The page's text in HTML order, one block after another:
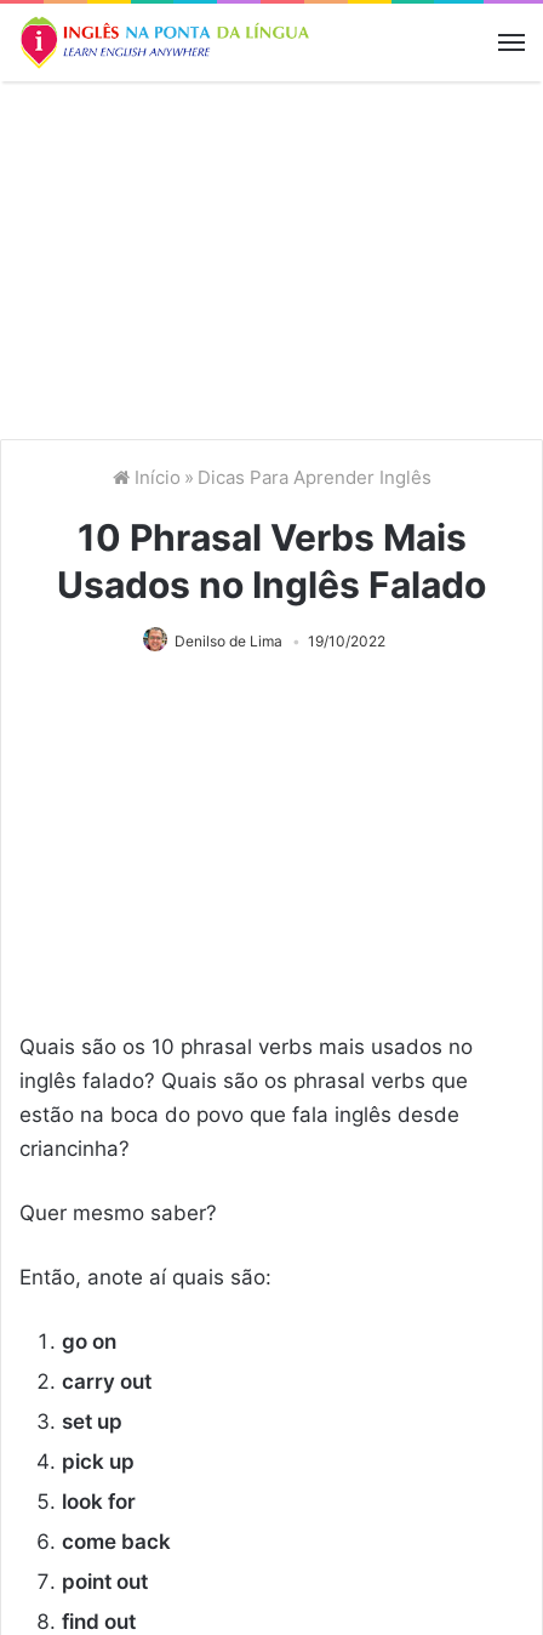
Início » Dicas Para Aprender Inglês
10 Phrasal Verbs Mais
Usados no Inglês Falado
Denilso de Lima 19/10/2022
Quais são os 10 phrasal verbs mais usados no
inglês falado? Quais são os phrasal verbs que
estão na boca do povo que fala inglês desde
criancinha?
Quer mesmo saber?
Então, anote aí quais são:
go on
carry out
set up
pick up
look for
come back
point out
find out